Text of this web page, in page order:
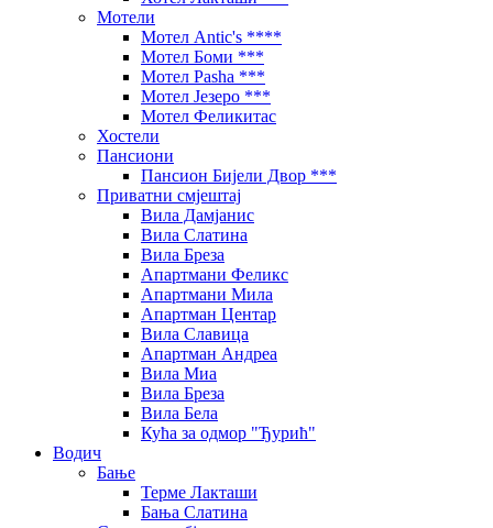
Мотели
Мотел Antic's ****
Мотел Боми ***
Мотел Pasha ***
Мотел Језеро ***
Мотел Феликитас
Хостели
Пансиони
Пансион Бијели Двор ***
Приватни смјештај
Вила Дамјанис
Вила Слатина
Вила Бреза
Апартмани Феликс
Апартмани Мила
Апартман Центар
Вила Славица
Апартман Андреа
Вила Миа
Вила Бреза
Вила Бела
Кућа за одмор "Ђурић"
Водич
Бање
Терме Лакташи
Бања Слатина